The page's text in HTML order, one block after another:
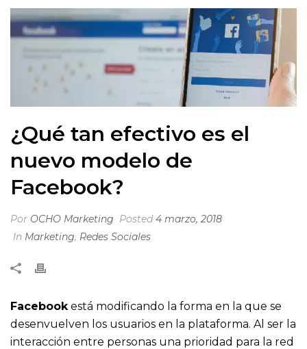
¿Qué tan efectivo es el
nuevo modelo de
Facebook?
Por OCHO Marketing Posted4 marzo, 2018
In Marketing, Redes Sociales
Facebook está modificando la forma en la que se
desenvuelven los usuarios en la plataforma. Al ser la
interacción entre personas una prioridad para la red